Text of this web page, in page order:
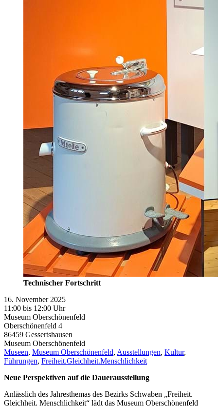
Technischer Fortschritt
16. November 2025
11:00 bis 12:00 Uhr
Museum Oberschönenfeld
Oberschönenfeld 4
86459 Gessertshausen
Museum Oberschönenfeld
Museen, Museum Oberschönenfeld, Ausstellungen, Kultur,
Führungen, Freiheit.Gleichheit.Menschlichkeit
Neue Perspektiven auf die Dauerausstellung
Anlässlich des Jahresthemas des Bezirks Schwaben „Freiheit.
Gleichheit. Menschlichkeit“ lädt das Museum Oberschönenfeld